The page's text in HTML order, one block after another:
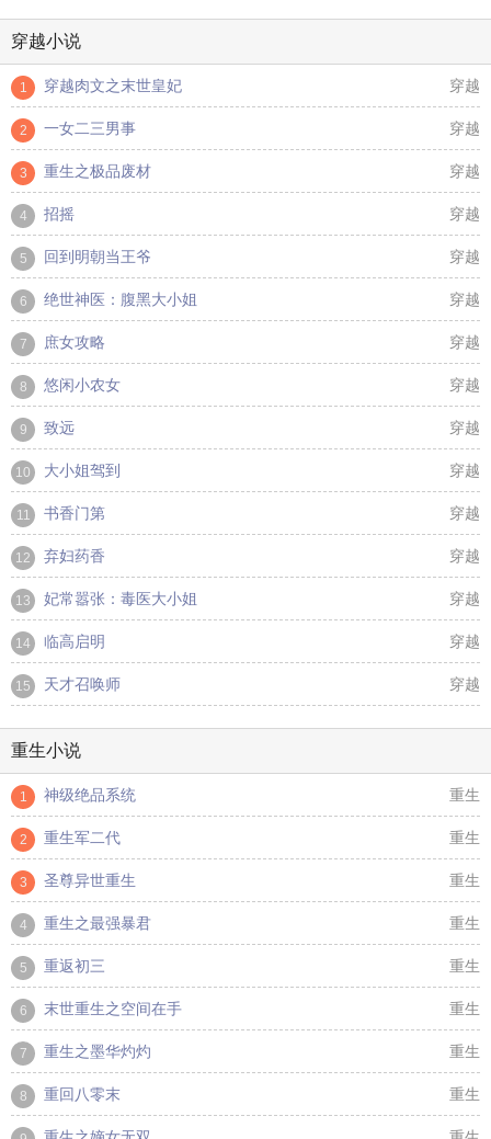
穿越小说
1 穿越肉文之末世皇妃 穿越
2 一女二三男事 穿越
3 重生之极品废材 穿越
4 招摇 穿越
5 回到明朝当王爷 穿越
6 绝世神医：腹黑大小姐 穿越
7 庶女攻略 穿越
8 悠闲小农女 穿越
9 致远 穿越
10 大小姐驾到 穿越
11 书香门第 穿越
12 弃妇药香 穿越
13 妃常嚣张：毒医大小姐 穿越
14 临高启明 穿越
15 天才召唤师 穿越
重生小说
1 神级绝品系统 重生
2 重生军二代 重生
3 圣尊异世重生 重生
4 重生之最强暴君 重生
5 重返初三 重生
6 末世重生之空间在手 重生
7 重生之墨华灼灼 重生
8 重回八零末 重生